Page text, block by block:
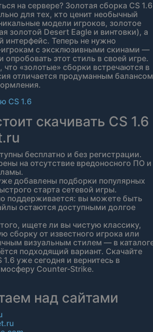
на сервере? Золотая сборка CS 1.6
для тех, кто ценит необычный
модели игроков, золотое
золотой Desert Eagle и винтовки), а
интерфейс. Теперь не нужно
с эксклюзивными скинами —
этот стиль в своей игре.
что «золотые» сборки встречаются в
отличается продуманным балансом
CS 1.6
скачивать CS 1.6
бесплатно и без регистрации.
на отсутствие вредоносного ПО и
добавлены подборки популярных
старта сетевой игры.
поддерживается: вы можете быть
остаются доступными долгое
ищете ли вы чистую классику,
сборку от известного игрока или
визуальным стилем — в
подходящий вариант. Скачайте
уже сегодня и вернитесь в
Counter‑Strike.
над сайтами